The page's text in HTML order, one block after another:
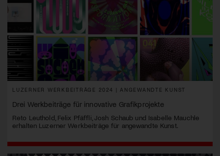
LUZERNER WERKBEITRÄGE 2024 | ANGEWANDTE KUNST
Drei Werkbeiträge für innovative Grafikprojekte
Reto Leuthold, Felix Pfäffli, Josh Schaub und Isabelle Mauchle
erhalten Luzerner Werkbeiträge für angewandte Kunst.